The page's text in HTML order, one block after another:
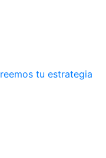
tu estrategia